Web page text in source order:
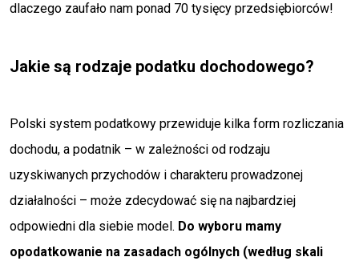
dlaczego zaufało nam ponad 70 tysięcy przedsiębiorców!
Jakie są rodzaje podatku dochodowego?
Polski system podatkowy przewiduje kilka form rozliczania
dochodu, a podatnik – w zależności od rodzaju
uzyskiwanych przychodów i charakteru prowadzonej
działalności – może zdecydować się na najbardziej
odpowiedni dla siebie model. Do wyboru mamy
opodatkowanie na zasadach ogólnych (według skali